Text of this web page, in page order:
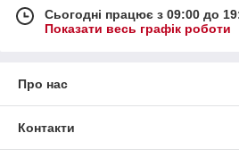
Сьогодні працює з 09:00 до
Показати весь графік роботи
Про нас
Контакти